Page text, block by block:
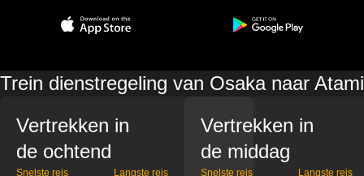
Trein dienstregeling van Osaka naar Atami
Vertrekken in
de ochtend
Snelste reis Langste reis
Vertrekken in
de middag
Snelste reis Langste reis